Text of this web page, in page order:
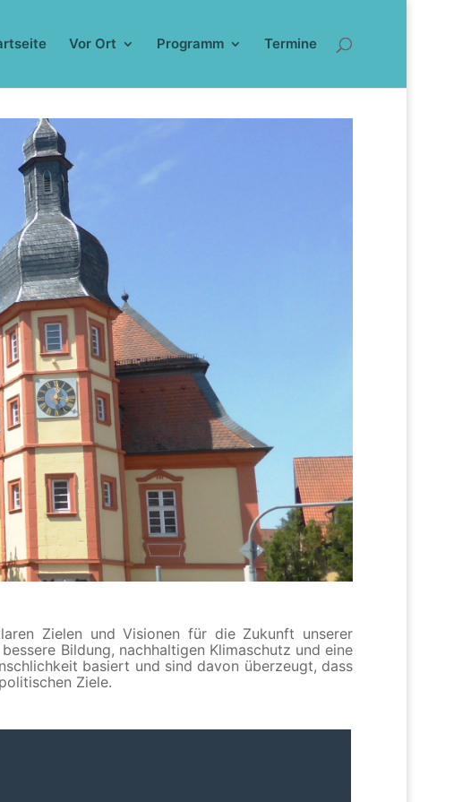
Vor Ort Programm Termine
Zielen und Visionen für die Zukunft unserer
Bildung, nachhaltigen Klimaschutz und eine
basiert und sind davon überzeugt, dass
Ziele.